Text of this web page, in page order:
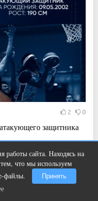
2 0
защитника
решил
сайта. Находясь на
что мы используем
файлы.
Принять
оставит вас без
10 раз